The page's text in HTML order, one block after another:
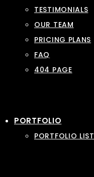
TESTIMONIALS
OUR TEAM
PRICING PLANS
FAQ
404 PAGE
PORTFOLIO
PORTFOLIO LIST